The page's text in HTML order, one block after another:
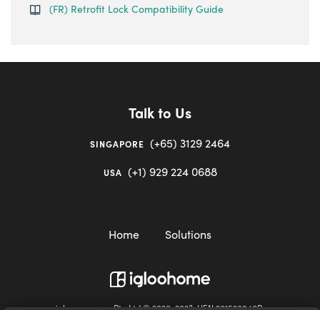
(FR) Retrofit Lock Compatibility Guide
Talk to Us
SINGAPORE (+65) 3129 2464
USA (+1) 929 224 0688
Home Solutions